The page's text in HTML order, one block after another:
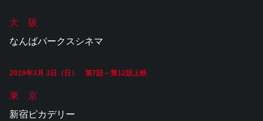
大 阪
なんばパークスシネマ
2019年3月 3日（日） 第7話～第12話上映
東 京
新宿ピカデリー